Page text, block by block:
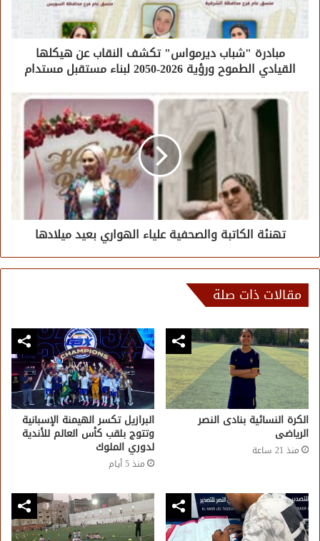
مبادرة "شباب ديرمواس" تكشف النقاب عن هيكلها
القيادي الطموح ورؤية 2026-2050 لبناء مستقبل مستدام
تهنئة الكاتبة والصحفية علياء الهواري بعيد ميلادها
مقالات ذات صلة
الكرة النسائية بنادى النصر
الرياضى
منذ 21 ساعة
البرازيل تكسر الهيمنة الإسبانية
وتتوج بلقب كأس العالم للأندية
لدوري الملوك
منذ 5 أيام